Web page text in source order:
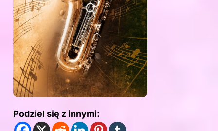
Podziel się z innymi: